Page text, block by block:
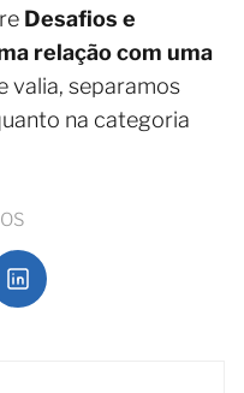
Desafios e
relação com uma
valia, separamos
na categoria